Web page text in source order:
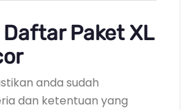
Paket XL
anda sudah
dan ketentuan yang